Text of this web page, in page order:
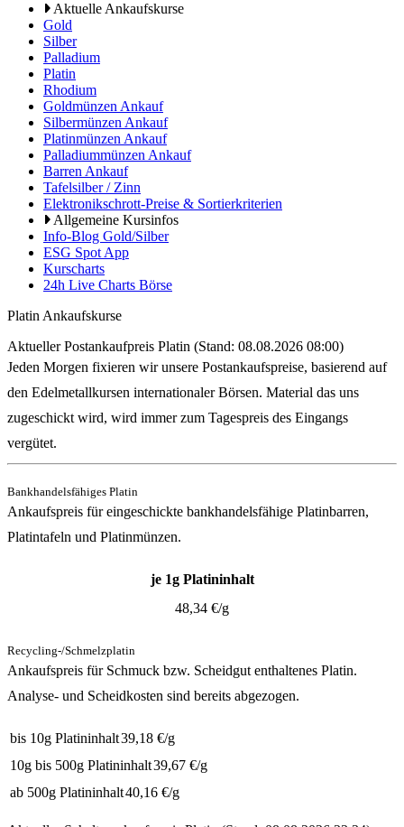
Aktuelle Ankaufskurse
Gold
Silber
Palladium
Platin
Rhodium
Goldmünzen Ankauf
Silbermünzen Ankauf
Platinmünzen Ankauf
Palladiummünzen Ankauf
Barren Ankauf
Tafelsilber / Zinn
Elektronikschrott-Preise & Sortierkriterien
Allgemeine Kursinfos
Info-Blog Gold/Silber
ESG Spot App
Kurscharts
24h Live Charts Börse
Platin Ankaufskurse
Aktueller Postankaufpreis Platin (Stand: 08.08.2026 08:00)
Jeden Morgen fixieren wir unsere Postankaufspreise, basierend auf
den Edelmetallkursen internationaler Börsen. Material das uns
zugeschickt wird, wird immer zum Tagespreis des Eingangs
vergütet.
Bankhandelsfähiges Platin
Ankaufspreis für eingeschickte bankhandelsfähige Platinbarren,
Platintafeln und Platinmünzen.
je 1g Platininhalt
48,34 €/g
Recycling-/Schmelzplatin
Ankaufspreis für Schmuck bzw. Scheidgut enthaltenes Platin.
Analyse- und Scheidkosten sind bereits abgezogen.
bis 10g Platininhalt39,18 €/g
10g bis 500g Platininhalt39,67 €/g
ab 500g Platininhalt40,16 €/g